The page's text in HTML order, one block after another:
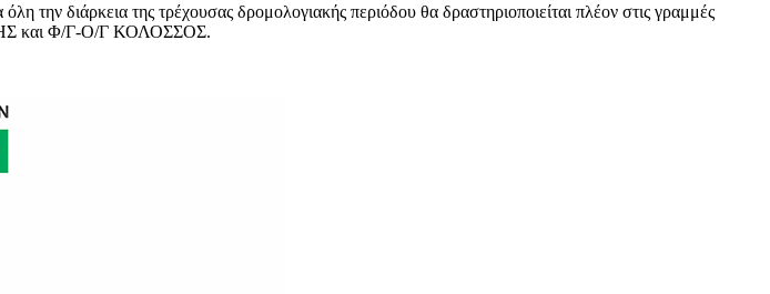
την διάρκεια της τρέχουσας δρομολογιακής περιόδου θα δραστηριοποιείται πλέον στις γραμμές
και Φ/Γ-Ο/Γ ΚΟΛΟΣΣΟΣ.